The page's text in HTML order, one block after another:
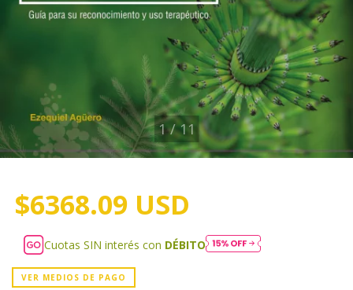
1/11
$6368.09 USD
Cuotas SIN interés con DÉBITO
VER MEDIOS DE PAGO